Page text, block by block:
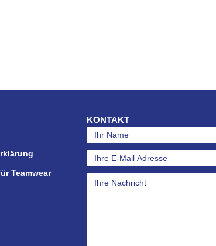
Teamwear
KONTAKT